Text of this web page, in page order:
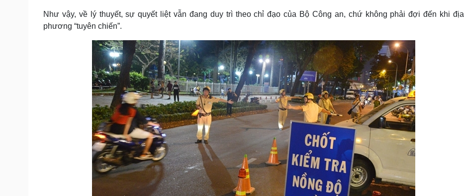
Dinh dưỡng - món ngon
Cây thuốc
Làm đẹp - giảm cân
Phòng mạch online
Ăn sạch sống khỏe
Nhà đẹp
Tình yêu - Gia đình
Âm nhạc
Di sản
Sao Việt
Như vậy, về lý thuyết, sự quyết liệt vẫn đang duy trì theo chỉ đạo của Bộ Công an, chứ không phải đợi đến khi địa
phương “tuyên chiến”.